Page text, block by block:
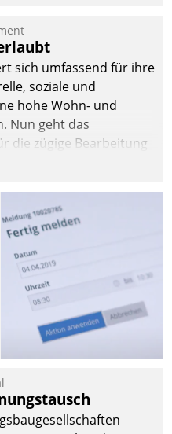
sich umfassend für ihre
soziale und
hohe Wohn- und
Nun geht das
die zügige Bearbeitung
– richtet das
einen eigenen Kanal